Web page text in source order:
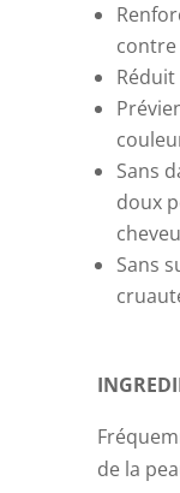
contre
Réduit
Sans
doux
Sans
de la